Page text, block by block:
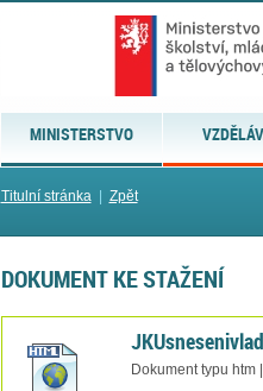
MINISTERSTVO
Titulní stránka| Zpět
DOKUMENT KE STAŽENÍ
Dokument typu htm